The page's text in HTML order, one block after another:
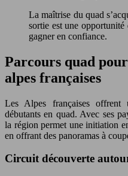
La maîtrise du quad
sortie est une opportunité
gagner en confiance.
Parcours quad
alpes françaises
Les Alpes françaises
débutants en quad. Avec ses
la région permet une initiation
en offrant des panoramas à
Circuit découverte